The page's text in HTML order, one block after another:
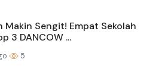
Makin Sengit! Empat Sekolah
3 DANCOW ...
5